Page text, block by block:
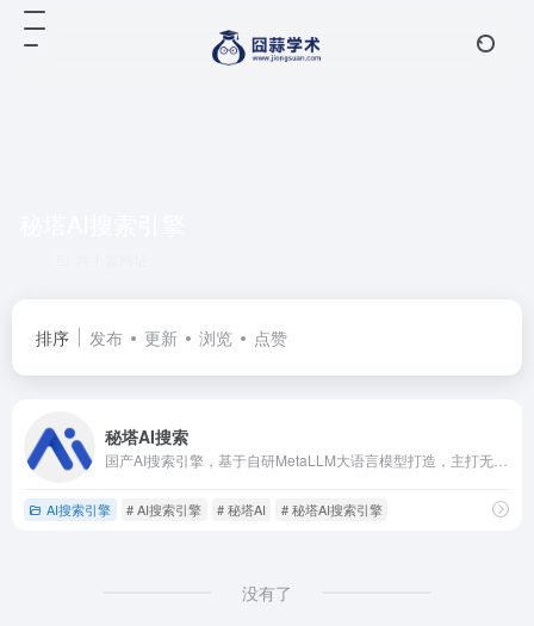
排序 发布 更新 浏览 点赞
秘塔AI搜索
AI搜索引擎 # AI搜索引擎 # 秘塔AI # 秘塔AI搜索引擎
没有了